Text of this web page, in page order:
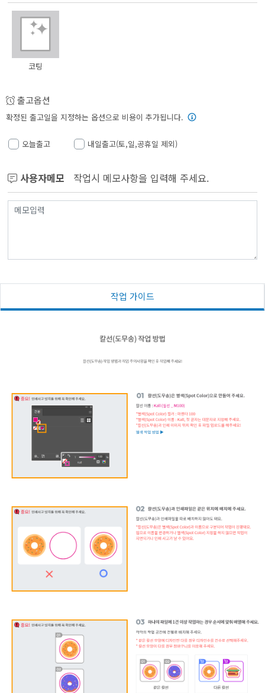
코팅
출고옵션
확정된 출고일을 지정하는 옵션으로 비용이 추가됩니다.
오늘출고 내일출고(토,일,공휴일 제외)
사용자메모 작업시 메모사항을 입력해 주세요.
작업 가이드